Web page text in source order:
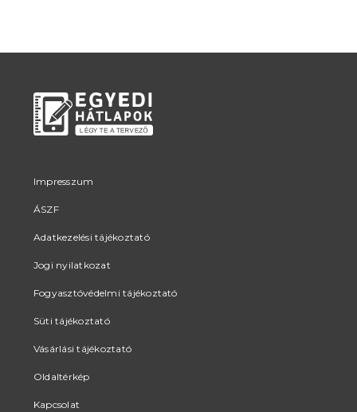
Impresszum
ÁSZF
Adatkezelési tájékoztató
Jogi nyilatkozat
Fogyasztóvédelmi tájékoztató
Süti tájékoztató
Vásárlási tájékoztató
Oldaltérkép
Kapcsolat